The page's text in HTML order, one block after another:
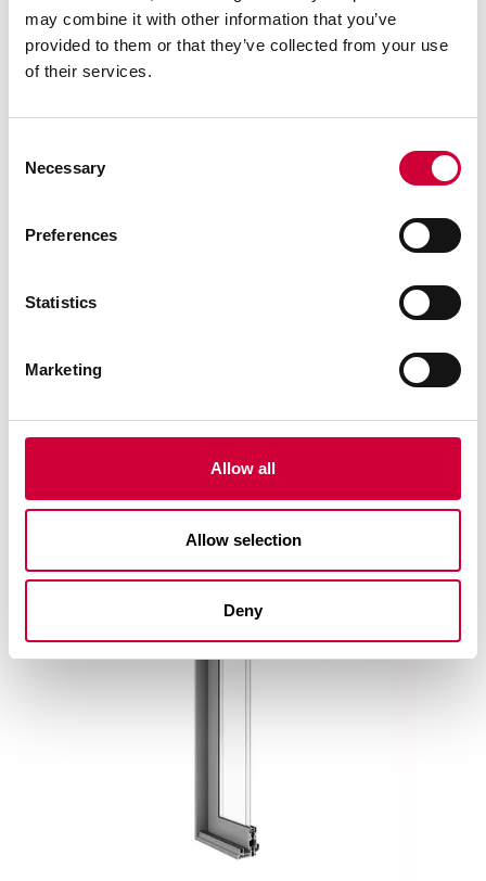
may combine it with other information that you’ve
provided to them or that they’ve collected from your use
of their services.
Selection
Necessary
Preferences
Statistics
Marketing
Allow all
Allow selection
Deny
lehetőség van a kitöltőanyag kívülről történő
beépítésére,
lehetőség van a pliszírozott szúnyoghálók
Kapcsolódó rendszerek